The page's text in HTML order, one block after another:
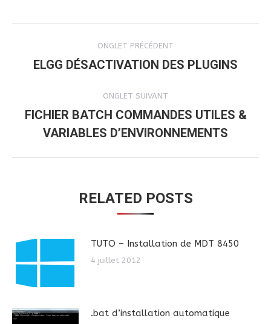
NAVIGATION
DE
COMMENTAIRE
ONGLET PRÉCÉDENT
Onglet
ELGG DÉSACTIVATION DES PLUGINS
ONGLET SUIVANT
suivant
FICHIER BATCH COMMANDES UTILES &
VARIABLES D’ENVIRONNEMENTS
RELATED POSTS
TUTO – Installation de MDT 8450
4 juillet 2012
.bat d’installation automatique